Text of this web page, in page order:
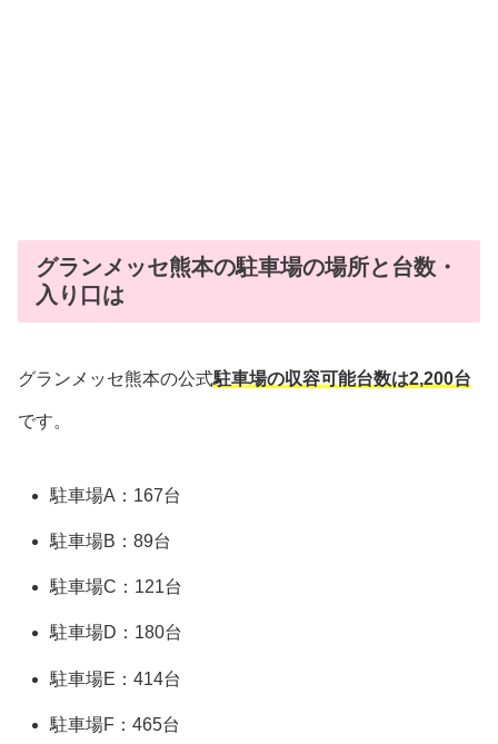
グランメッセ熊本の駐車場の場所と台数・
入り口は
グランメッセ熊本の公式駐車場の収容可能台数は2,200台
です。
駐車場A：167台
駐車場B：89台
駐車場C：121台
駐車場D：180台
駐車場E：414台
駐車場F：465台